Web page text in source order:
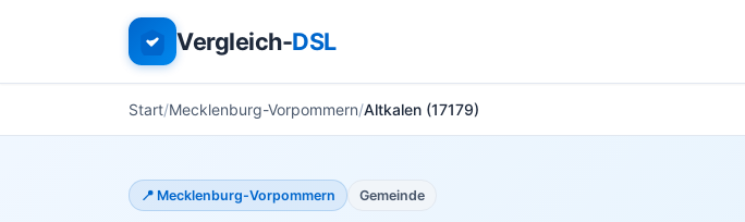
Vergleich-DSL
Start Mecklenburg-Vorpommern Altkalen (17179)
📍 Mecklenburg-Vorpommern Gemeinde